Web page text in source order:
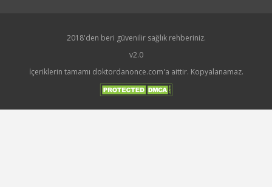
2018'den beri güvenilir sağlık rehberiniz.
v2.0
İçeriklerin tamamı doktordanonce.com'a aittir. Kopyalanamaz.